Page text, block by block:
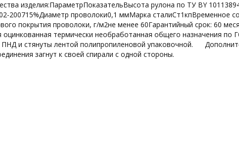
изделия:ПараметрПоказательВысота рулона по ТУ BY
200715%Диаметр проволоки0,1 ммМарка сталиСт1кпВременное
покрытия проволоки, г/м2не менее 60Гарантийный срок: 60
оцинкованная термически необработанная общего назначения
ПНД и стянуты лентой полипропиленовой упаковочной.
загнут к своей спирали с одной стороны.